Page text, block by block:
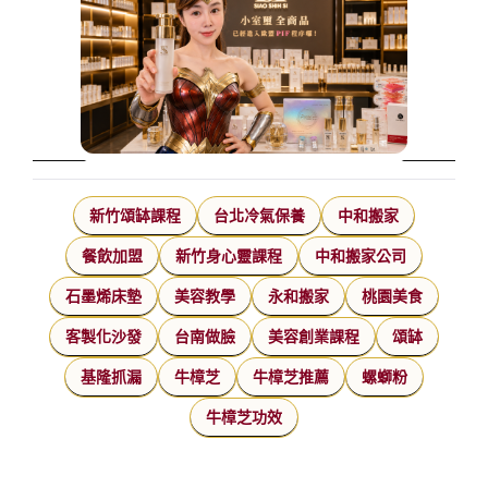
新竹頌缽課程 台北冷氣保養 中和搬家
餐飲加盟 新竹身心靈課程 中和搬家公司
石墨烯床墊 美容教學 永和搬家 桃園美食
客製化沙發 台南做臉 美容創業課程 頌缽
基隆抓漏 牛樟芝 牛樟芝推薦 螺螄粉
牛樟芝功效